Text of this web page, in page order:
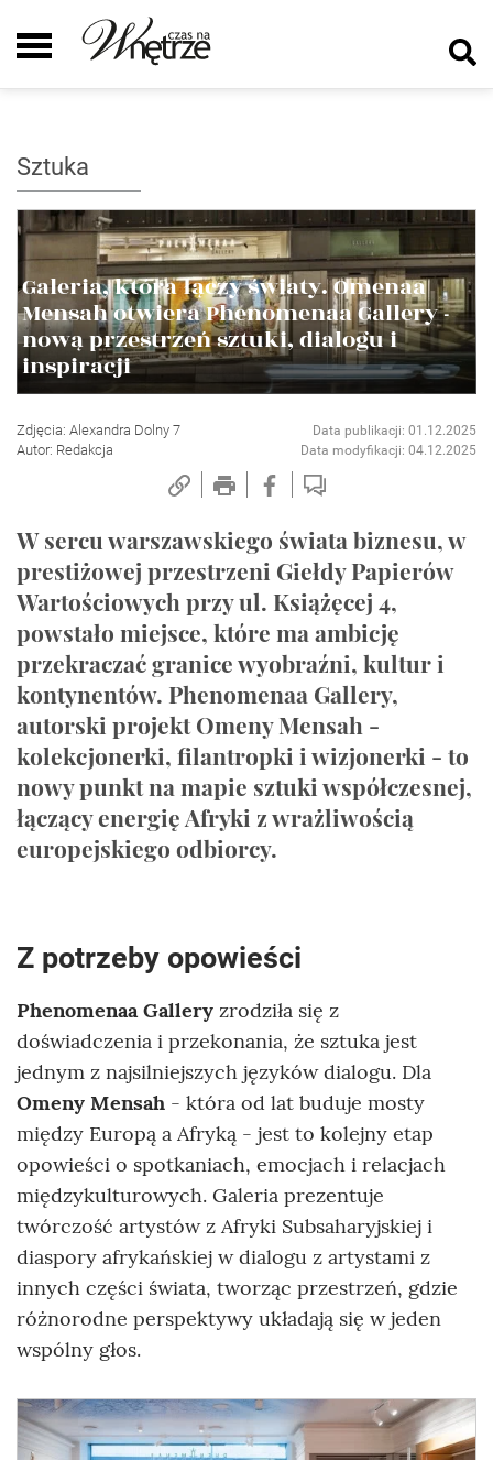
Sztuka
Galeria, która łączy światy. Omenaa
Mensah otwiera Phenomenaa Gallery -
nową przestrzeń sztuki, dialogu i
inspiracji
Zdjęcia: Alexandra Dolny 7
Autor: Redakcja
Data publikacji: 01.12.2025
Data modyfikacji: 04.12.2025
W sercu warszawskiego świata biznesu, w
prestiżowej przestrzeni Giełdy Papierów
Wartościowych przy ul. Książęcej 4,
powstało miejsce, które ma ambicję
przekraczać granice wyobraźni, kultur i
kontynentów. Phenomenaa Gallery,
autorski projekt Omeny Mensah -
kolekcjonerki, filantropki i wizjonerki - to
nowy punkt na mapie sztuki współczesnej,
łączący energię Afryki z wrażliwością
europejskiego odbiorcy.
Z potrzeby opowieści
Phenomenaa Gallery zrodziła się z
doświadczenia i przekonania, że sztuka jest
jednym z najsilniejszych języków dialogu. Dla
Omeny Mensah - która od lat buduje mosty
między Europą a Afryką - jest to kolejny etap
opowieści o spotkaniach, emocjach i relacjach
międzykulturowych. Galeria prezentuje
twórczość artystów z Afryki Subsaharyjskiej i
diaspory afrykańskiej w dialogu z artystami z
innych części świata, tworząc przestrzeń, gdzie
różnorodne perspektywy układają się w jeden
wspólny głos.